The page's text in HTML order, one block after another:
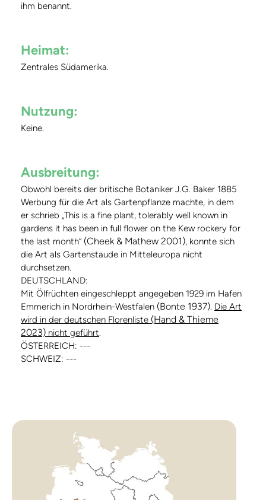
ihm benannt.
Heimat:
Zentrales Südamerika.
Nutzung:
Keine.
Ausbreitung:
Obwohl bereits der britische Botaniker J.G. Baker 1885
Werbung für die Art als Gartenpflanze machte, in dem
er schrieb „This is a fine plant, tolerably well known in
gardens it has been in full flower on the Kew rockery for
the last month“ (Cheek & Mathew 2001), konnte sich
die Art als Gartenstaude in Mitteleuropa nicht
durchsetzen.
DEUTSCHLAND:
Mit Ölfrüchten eingeschleppt angegeben 1929 im Hafen
Emmerich in Nordrhein-Westfalen (Bonte 1937). Die Art
wird in der deutschen Florenliste (Hand & Thieme
2023) nicht geführt.
ÖSTERREICH: ---
SCHWEIZ: ---